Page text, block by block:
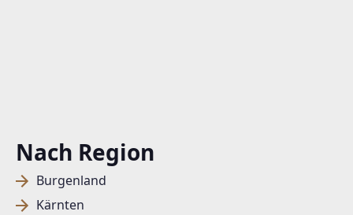
Nach Region
Burgenland
Kärnten